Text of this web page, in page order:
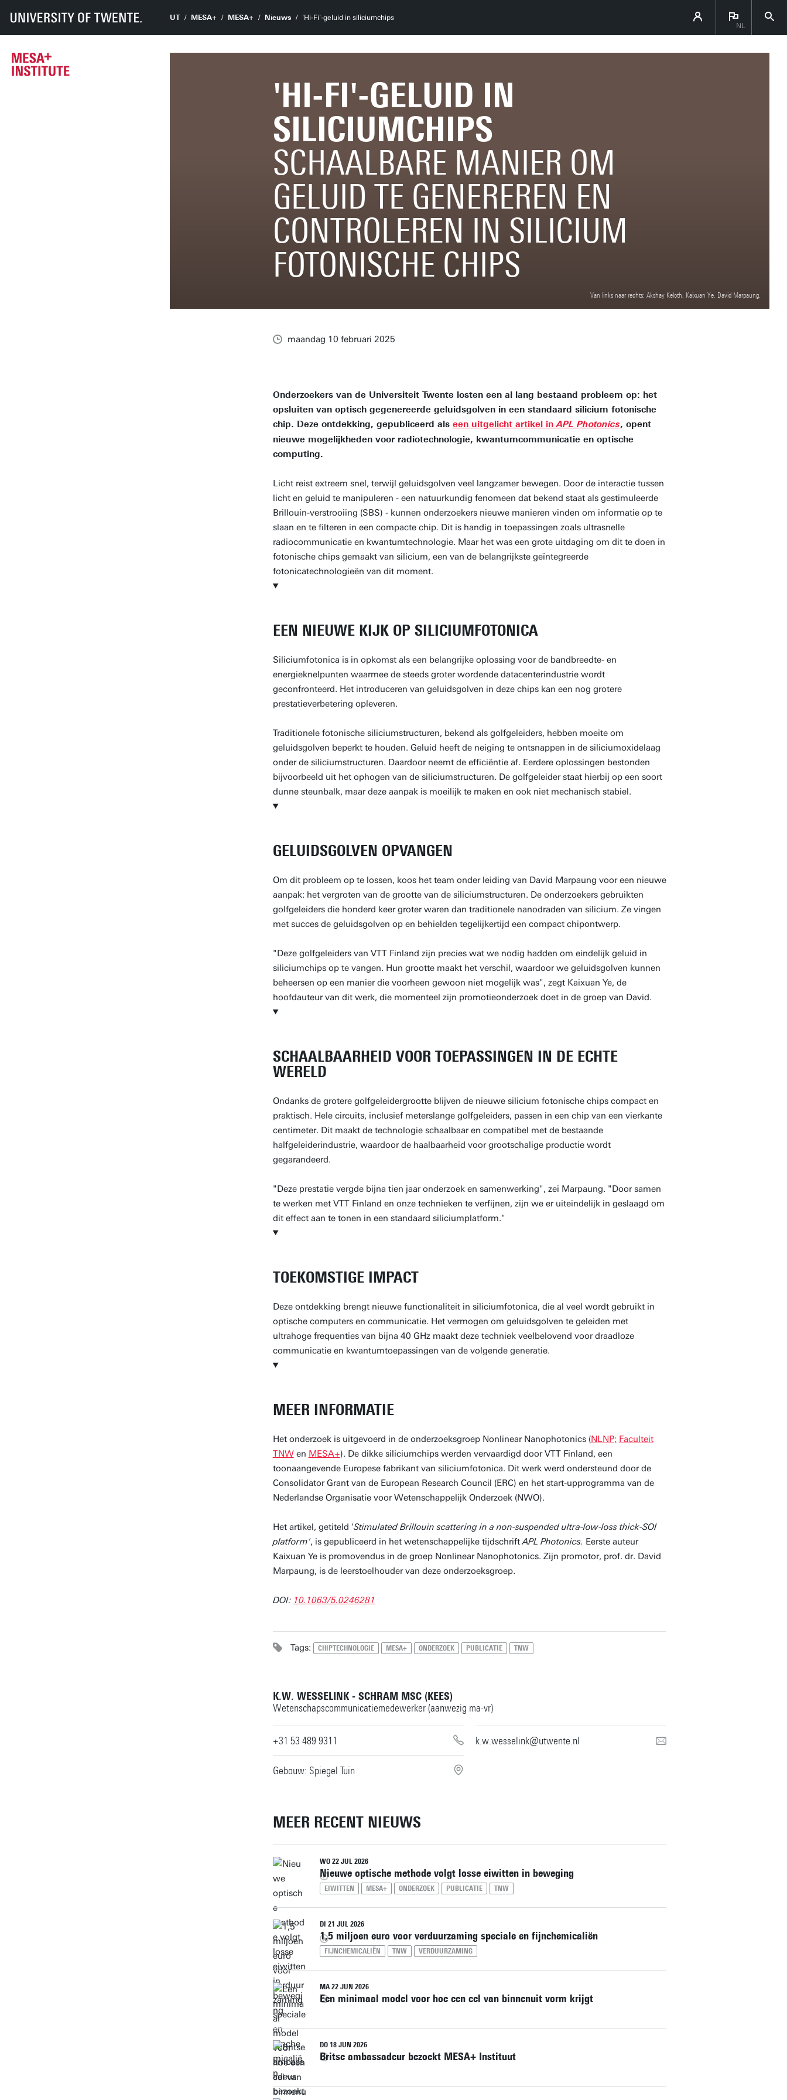
UT MESA+ MESA+ Nieuws
'Hi-Fi'-geluid in siliciumchips
NL
Van links naar rechts: Akshay Keloth, Kaixuan Ye, David Marpaung.
'HI-FI'-GELUID IN
SILICIUMCHIPS
SCHAALBARE MANIER OM
GELUID TE GENEREREN EN
CONTROLEREN IN SILICIUM
FOTONISCHE CHIPS
maandag 10 februari 2025
Onderzoekers van de Universiteit Twente losten een al lang bestaand probleem op: het
opsluiten van optisch gegenereerde geluidsgolven in een standaard silicium fotonische
chip. Deze ontdekking, gepubliceerd als een uitgelicht artikel inAPL Photonics, opent
nieuwe mogelijkheden voor radiotechnologie, kwantumcommunicatie en optische
computing.
Licht reist extreem snel, terwijl geluidsgolven veel langzamer bewegen. Door de interactie tussen
licht en geluid te manipuleren - een natuurkundig fenomeen dat bekend staat als gestimuleerde
Brillouin-verstrooiing (SBS) - kunnen onderzoekers nieuwe manieren vinden om informatie op te
slaan en te filteren in een compacte chip. Dit is handig in toepassingen zoals ultrasnelle
radiocommunicatie en kwantumtechnologie. Maar het was een grote uitdaging om dit te doen in
fotonische chips gemaakt van silicium, een van de belangrijkste geïntegreerde
fotonicatechnologieën van dit moment.
EEN NIEUWE KIJK OP SILICIUMFOTONICA
Siliciumfotonica is in opkomst als een belangrijke oplossing voor de bandbreedte- en
energieknelpunten waarmee de steeds groter wordende datacenterindustrie wordt
geconfronteerd. Het introduceren van geluidsgolven in deze chips kan een nog grotere
prestatieverbetering opleveren.
Traditionele fotonische siliciumstructuren, bekend als golfgeleiders, hebben moeite om
geluidsgolven beperkt te houden. Geluid heeft de neiging te ontsnappen in de siliciumoxidelaag
onder de siliciumstructuren. Daardoor neemt de efficiëntie af. Eerdere oplossingen bestonden
bijvoorbeeld uit het ophogen van de siliciumstructuren. De golfgeleider staat hierbij op een soort
dunne steunbalk, maar deze aanpak is moeilijk te maken en ook niet mechanisch stabiel.
GELUIDSGOLVEN OPVANGEN
Om dit probleem op te lossen, koos het team onder leiding van David Marpaung voor een nieuwe
aanpak: het vergroten van de grootte van de siliciumstructuren. De onderzoekers gebruikten
golfgeleiders die honderd keer groter waren dan traditionele nanodraden van silicium. Ze vingen
met succes de geluidsgolven op en behielden tegelijkertijd een compact chipontwerp.
"Deze golfgeleiders van VTT Finland zijn precies wat we nodig hadden om eindelijk geluid in
siliciumchips op te vangen. Hun grootte maakt het verschil, waardoor we geluidsgolven kunnen
beheersen op een manier die voorheen gewoon niet mogelijk was", zegt Kaixuan Ye, de
hoofdauteur van dit werk, die momenteel zijn promotieonderzoek doet in de groep van David.
SCHAALBAARHEID VOOR TOEPASSINGEN IN DE ECHTE
WERELD
Ondanks de grotere golfgeleidergrootte blijven de nieuwe silicium fotonische chips compact en
praktisch. Hele circuits, inclusief meterslange golfgeleiders, passen in een chip van een vierkante
centimeter. Dit maakt de technologie schaalbaar en compatibel met de bestaande
halfgeleiderindustrie, waardoor de haalbaarheid voor grootschalige productie wordt
gegarandeerd.
"Deze prestatie vergde bijna tien jaar onderzoek en samenwerking", zei Marpaung. "Door samen
te werken met VTT Finland en onze technieken te verfijnen, zijn we er uiteindelijk in geslaagd om
dit effect aan te tonen in een standaard siliciumplatform."
TOEKOMSTIGE IMPACT
Deze ontdekking brengt nieuwe functionaliteit in siliciumfotonica, die al veel wordt gebruikt in
optische computers en communicatie. Het vermogen om geluidsgolven te geleiden met
ultrahoge frequenties van bijna 40 GHz maakt deze techniek veelbelovend voor draadloze
communicatie en kwantumtoepassingen van de volgende generatie.
MEER INFORMATIE
Het onderzoek is uitgevoerd in de onderzoeksgroep Nonlinear Nanophotonics (NLNP; Faculteit
TNWen MESA+). De dikke siliciumchips werden vervaardigd door VTT Finland, een
toonaangevende Europese fabrikant van siliciumfotonica. Dit werk werd ondersteund door de
Consolidator Grant van de European Research Council (ERC) en het start-upprogramma van de
Nederlandse Organisatie voor Wetenschappelijk Onderzoek (NWO).
Het artikel, getiteld 'Stimulated Brillouin scattering in a non-suspended ultra-low-loss thick-SOI
platform', is gepubliceerd in het wetenschappelijke tijdschriftAPL Photonics. Eerste auteur
Kaixuan Ye is promovendus in de groep Nonlinear Nanophotonics. Zijn promotor, prof. dr. David
Marpaung, is de leerstoelhouder van deze onderzoeksgroep.
DOI: 10.1063/5.0246281
Tags: CHIPTECHNOLOGIE MESA+ ONDERZOEK PUBLICATIE TNW
K.W. WESSELINK - SCHRAM MSC (KEES)
Wetenschapscommunicatiemedewerker (aanwezig ma-vr)
+31 53 489 9311 k.w.wesselink@utwente.nl
Gebouw: Spiegel Tuin
MEER RECENT NIEUWS
WO 22 JUL 2026
Nieuwe optische methode volgt losse eiwitten in beweging
EIWITTEN MESA+ ONDERZOEK PUBLICATIE TNW
DI 21 JUL 2026
1,5 miljoen euro voor verduurzaming speciale en fijnchemicaliën
FIJNCHEMICALIËN TNW VERDUURZAMING
MA 22 JUN 2026
Een minimaal model voor hoe een cel van binnenuit vorm krijgt
DO 18 JUN 2026
Britse ambassadeur bezoekt MESA+ Instituut